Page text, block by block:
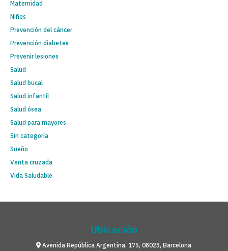
Maternidad
Niños
Prevención del cáncer
Prevención diabetes
Prevenir lesiones
Salud
Salud bucal
Salud infantil
Salud ósea
Salud para mayores
Sin categoría
Sueño
Venta cruzada
Vida Saludable
Ubicación
Avenida República Argentina, 175, 08023, Barcelona